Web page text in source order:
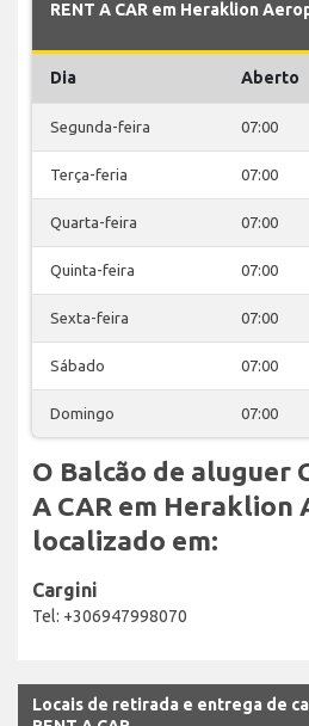
RENT A CAR em Heraklion
Dia Aberto
Segunda-feira 07:00
Terça-feria 07:00
Quarta-feira 07:00
Quinta-feira 07:00
Sexta-feira 07:00
Sábado 07:00
Domingo 07:00
O Balcão de aluguer
A CAR em
localizado em:
Cargini
Tel: +306947998070
Locais de retirada e entrega de